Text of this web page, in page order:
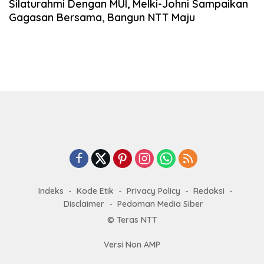
Silaturahmi Dengan MUI, Melki-Johni Sampaikan
Gagasan Bersama, Bangun NTT Maju
Indeks Kode Etik Privacy Policy
Redaksi
Disclaimer
Pedoman Media Siber
© Teras NTT
Versi Non AMP